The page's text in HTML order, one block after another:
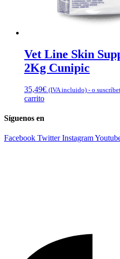
Vet Line Skin
2Kg Cunipic
35,49€ (IVA incluido) - o
carrito
Síguenos en
Facebook Twitter Instagram